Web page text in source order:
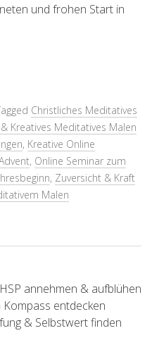
und frohen Start in
Christliches Meditatives
Kreatives Meditatives Malen
, Kreative Online
, Online Seminar zum
, Zuversicht & Kraft
Malen
annehmen & aufblühen
entdecken
& Selbstwert finden